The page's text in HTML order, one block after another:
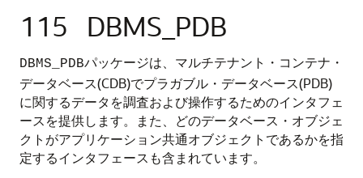
115 DBMS_PDB
DBMS_PDBパッケージは、マルチテナント・コンテナ・
データベース(CDB)でプラガブル・データベース(PDB)
に関するデータを調査および操作するためのインタフェ
ースを提供します。また、どのデータベース・オブジェ
クトがアプリケーション共通オブジェクトであるかを指
定するインタフェースも含まれています。